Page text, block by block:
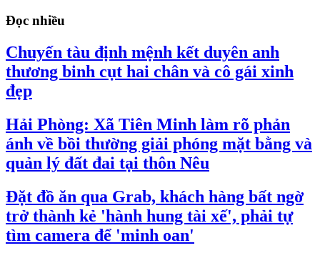
Đọc nhiều
Chuyến tàu định mệnh kết duyên anh
thương binh cụt hai chân và cô gái xinh
đẹp
Hải Phòng: Xã Tiên Minh làm rõ phản
ánh về bồi thường giải phóng mặt bằng và
quản lý đất đai tại thôn Nêu
Đặt đồ ăn qua Grab, khách hàng bất ngờ
trở thành kẻ 'hành hung tài xế', phải tự
tìm camera để 'minh oan'